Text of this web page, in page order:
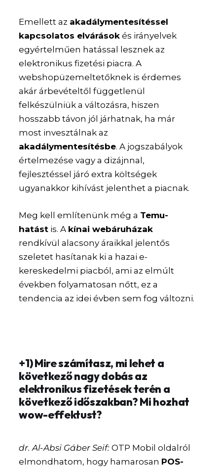
Emellett az akadálymentesítéssel
kapcsolatos elvárások és irányelvek
egyértelműen hatással lesznek az
elektronikus fizetési piacra. A
webshopüzemeltetőknek is érdemes
akár árbevételtől függetlenül
felkészülniük a változásra, hiszen
hosszabb távon jól járhatnak, ha már
most invesztálnak az
akadálymentesítésbe. A jogszabályok
értelmezése vagy a dizájnnal,
fejlesztéssel járó extra költségek
ugyanakkor kihívást jelenthet a piacnak.
Meg kell említenünk még a Temu-
hatást is. A kínai webáruházak
rendkívül alacsony áraikkal jelentős
szeletet hasítanak ki a hazai e-
kereskedelmi piacból, ami az elmúlt
években folyamatosan nőtt, ez a
tendencia az idei évben sem fog változni.
+1) Mire számítasz, mi lehet a
következő nagy dobás az
elektronikus fizetések terén a
következő időszakban? Mi hozhat
wow-effektust?
dr. Al-Absi Gáber Seif: OTP Mobil oldalról
elmondhatom, hogy hamarosan POS-